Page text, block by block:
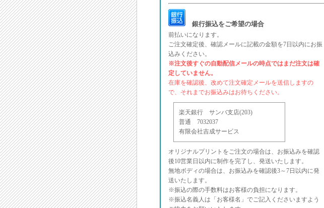
銀行振込をご希望の場合
前払いになります。
ご注文確定後、確認メールに記載の金額を7日以内にお振
込みください。
※注文後すぐの自動配信メールの時点ではまだ注文は確
定していません。
在庫を確認後、改めて注文確定メールを送信しますの
で、それまでお振込みはお待ちください。
楽天銀行 サンバ支店(203)
普通 7032037
有限会社吉成サービス
オリジナルプリントをご注文の場合は、お振込みを確認
後10営業日以内に制作を完了し、発送いたします。
無地ボディの場合は、お振込みを確認後3～7日以内に発
送いたします。
※振込の際の手数料はお客様の負担になります。
※振込名義人は「お客様名」でご記入くださいますよう